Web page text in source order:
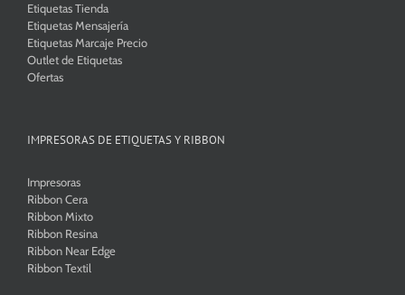
Etiquetas Tienda
Etiquetas Mensajería
Etiquetas Marcaje Precio
Outlet de Etiquetas
Ofertas
IMPRESORAS DE ETIQUETAS Y RIBBON
Impresoras
Ribbon Cera
Ribbon Mixto
Ribbon Resina
Ribbon Near Edge
Ribbon Textil